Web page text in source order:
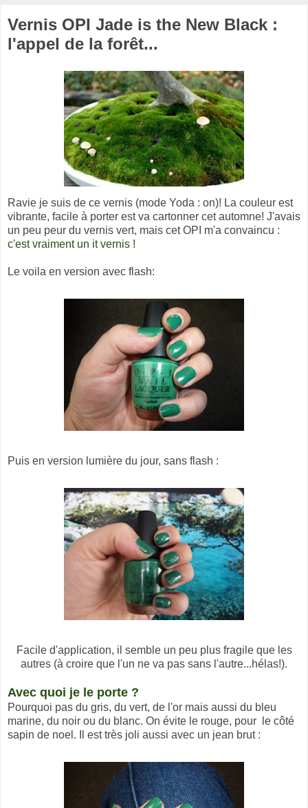
Vernis OPI Jade is the New Black :
l'appel de la forêt...
Ravie je suis de ce vernis (mode Yoda : on)! La couleur est
vibrante, facile à porter est va cartonner cet automne! J'avais
un peu peur du vernis vert, mais cet OPI m'a convaincu :
c'est vraiment un it vernis !
Le voila en version avec flash:
Puis en version lumière du jour, sans flash :
Facile d'application, il semble un peu plus fragile que les
autres (à croire que l'un ne va pas sans l'autre...hélas!).
Avec quoi je le porte ?
Pourquoi pas du gris, du vert, de l'or mais aussi du bleu
marine, du noir ou du blanc. On évite le rouge, pour le côté
sapin de noel. Il est très joli aussi avec un jean brut :